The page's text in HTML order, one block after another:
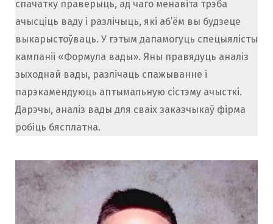
спачатку праверыць, ад чаго менавіта трэба
ачысціць ваду і разлічыць, які аб’ём вы будзеце
выкарыстоўваць. У гэтым дапамогуць спецыялісты
кампаніі «Формула вады». Яны правядуць аналіз
зыходнай вады, разлічаць спажыванне і
парэкамендуюць аптымальную сістэму ачысткі.
Дарэчы, аналіз вады для сваіх заказчыкаў фірма
робіць бясплатна.